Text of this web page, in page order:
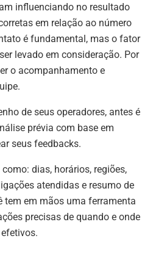
influenciando no resultado
em relação ao número
é fundamental, mas o fator
levado em consideração. Por
o acompanhamento e
de seus operadores, antes é
prévia com base em
seus feedbacks.
dias, horários, regiões,
atendidas e resumo de
tem em mãos uma ferramenta
precisas de quando e onde